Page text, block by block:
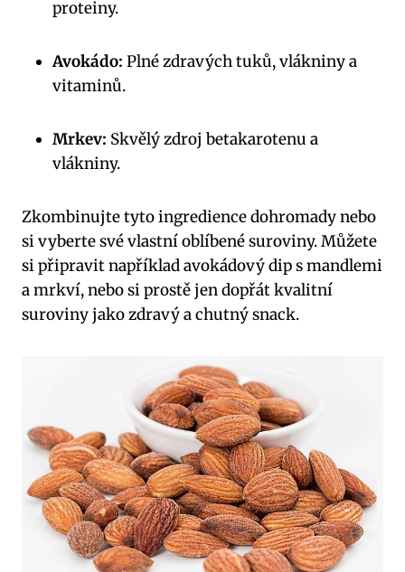
proteiny.
Avokádo: Plné zdravých tuků, vlákniny a
vitaminů.
Mrkev: Skvělý zdroj betakarotenu a
vlákniny.
Zkombinujte tyto ingredience dohromady nebo
si vyberte své vlastní oblíbené suroviny. Můžete
si připravit například avokádový dip s mandlemi
a mrkví, nebo si prostě jen dopřát kvalitní
suroviny jako zdravý a chutný snack.